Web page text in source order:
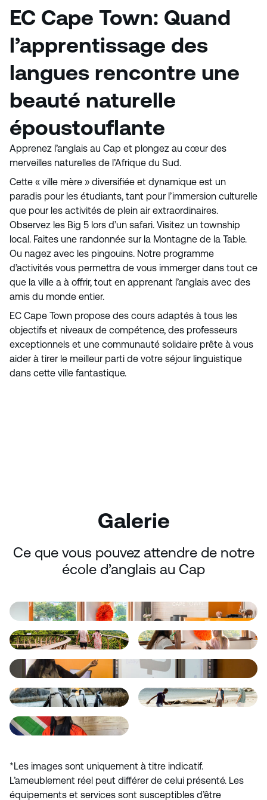
EC Cape Town: Quand
l’apprentissage des
langues rencontre une
beauté naturelle
époustouflante
Apprenez l’anglais au Cap et plongez au cœur des
merveilles naturelles de l’Afrique du Sud.
Cette « ville mère » diversifiée et dynamique est un
paradis pour les étudiants, tant pour l’immersion culturelle
que pour les activités de plein air extraordinaires.
Observez les Big 5 lors d’un safari. Visitez un township
local. Faites une randonnée sur la Montagne de la Table.
Ou nagez avec les pingouins. Notre programme
d’activités vous permettra de vous immerger dans tout ce
que la ville a à offrir, tout en apprenant l’anglais avec des
amis du monde entier.
EC Cape Town propose des cours adaptés à tous les
objectifs et niveaux de compétence, des professeurs
exceptionnels et une communauté solidaire prête à vous
aider à tirer le meilleur parti de votre séjour linguistique
dans cette ville fantastique.
Galerie
Ce que vous pouvez attendre de notre
école d’anglais au Cap
*Les images sont uniquement à titre indicatif.
L’ameublement réel peut différer de celui présenté. Les
équipements et services sont susceptibles d’être